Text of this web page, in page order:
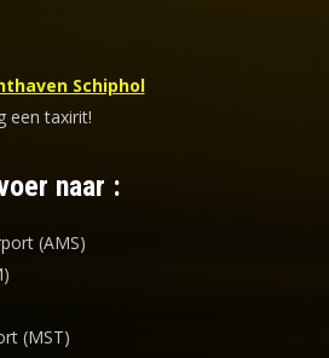
Schiphol
een taxirit!
naar :
(AMS)
(MST)